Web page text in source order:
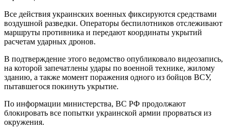
Все действия украинских военных фиксируются средствами
воздушной разведки. Операторы беспилотников отслеживают
маршруты противника и передают координаты укрытий
расчетам ударных дронов.
В подтверждение этого ведомство опубликовало видеозапись,
на которой запечатлены удары по военной технике, жилому
зданию, а также момент поражения одного из бойцов ВСУ,
пытавшегося покинуть укрытие.
По информации министерства, ВС РФ продолжают
блокировать все попытки украинской армии прорваться из
окружения.